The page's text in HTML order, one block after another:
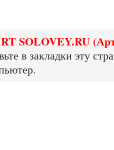
SOLOVEY.RU
в закладки эту